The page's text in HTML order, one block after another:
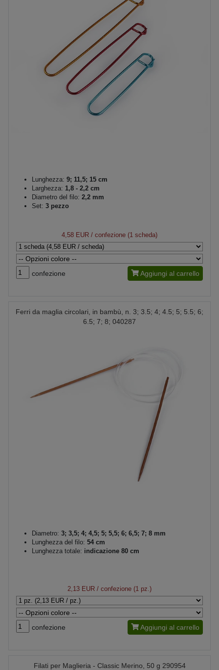
Lunghezza: 9; 11,5; 15 cm
Larghezza: 1,8 - 2,2 cm
Diametro del filo: 2,2 mm
Set: 3 pezzo
4,58 EUR / confezione (1 scheda)
confezione Aggiungi al carrello
Ferri da maglia circolari, in bambù, n. 3; 3.5; 4; 4.5; 5; 5.5; 6;
6.5; 7; 8; 040287
Diametro: 3; 3,5; 4; 4,5; 5; 5,5; 6; 6,5; 7; 8 mm
Lunghezza del filo: 54 cm
Lunghezza totale: indicazione 80 cm
2,13 EUR / confezione (1 pz.)
confezione Aggiungi al carrello
Filati per Maglieria - Classic Merino, 50 g 290954